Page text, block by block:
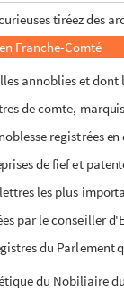
tiréez des
Franche-Comté
annoblies et
de comte,
registrées
de fief et
les plus
par le conseiller
du
du Nobiliaire